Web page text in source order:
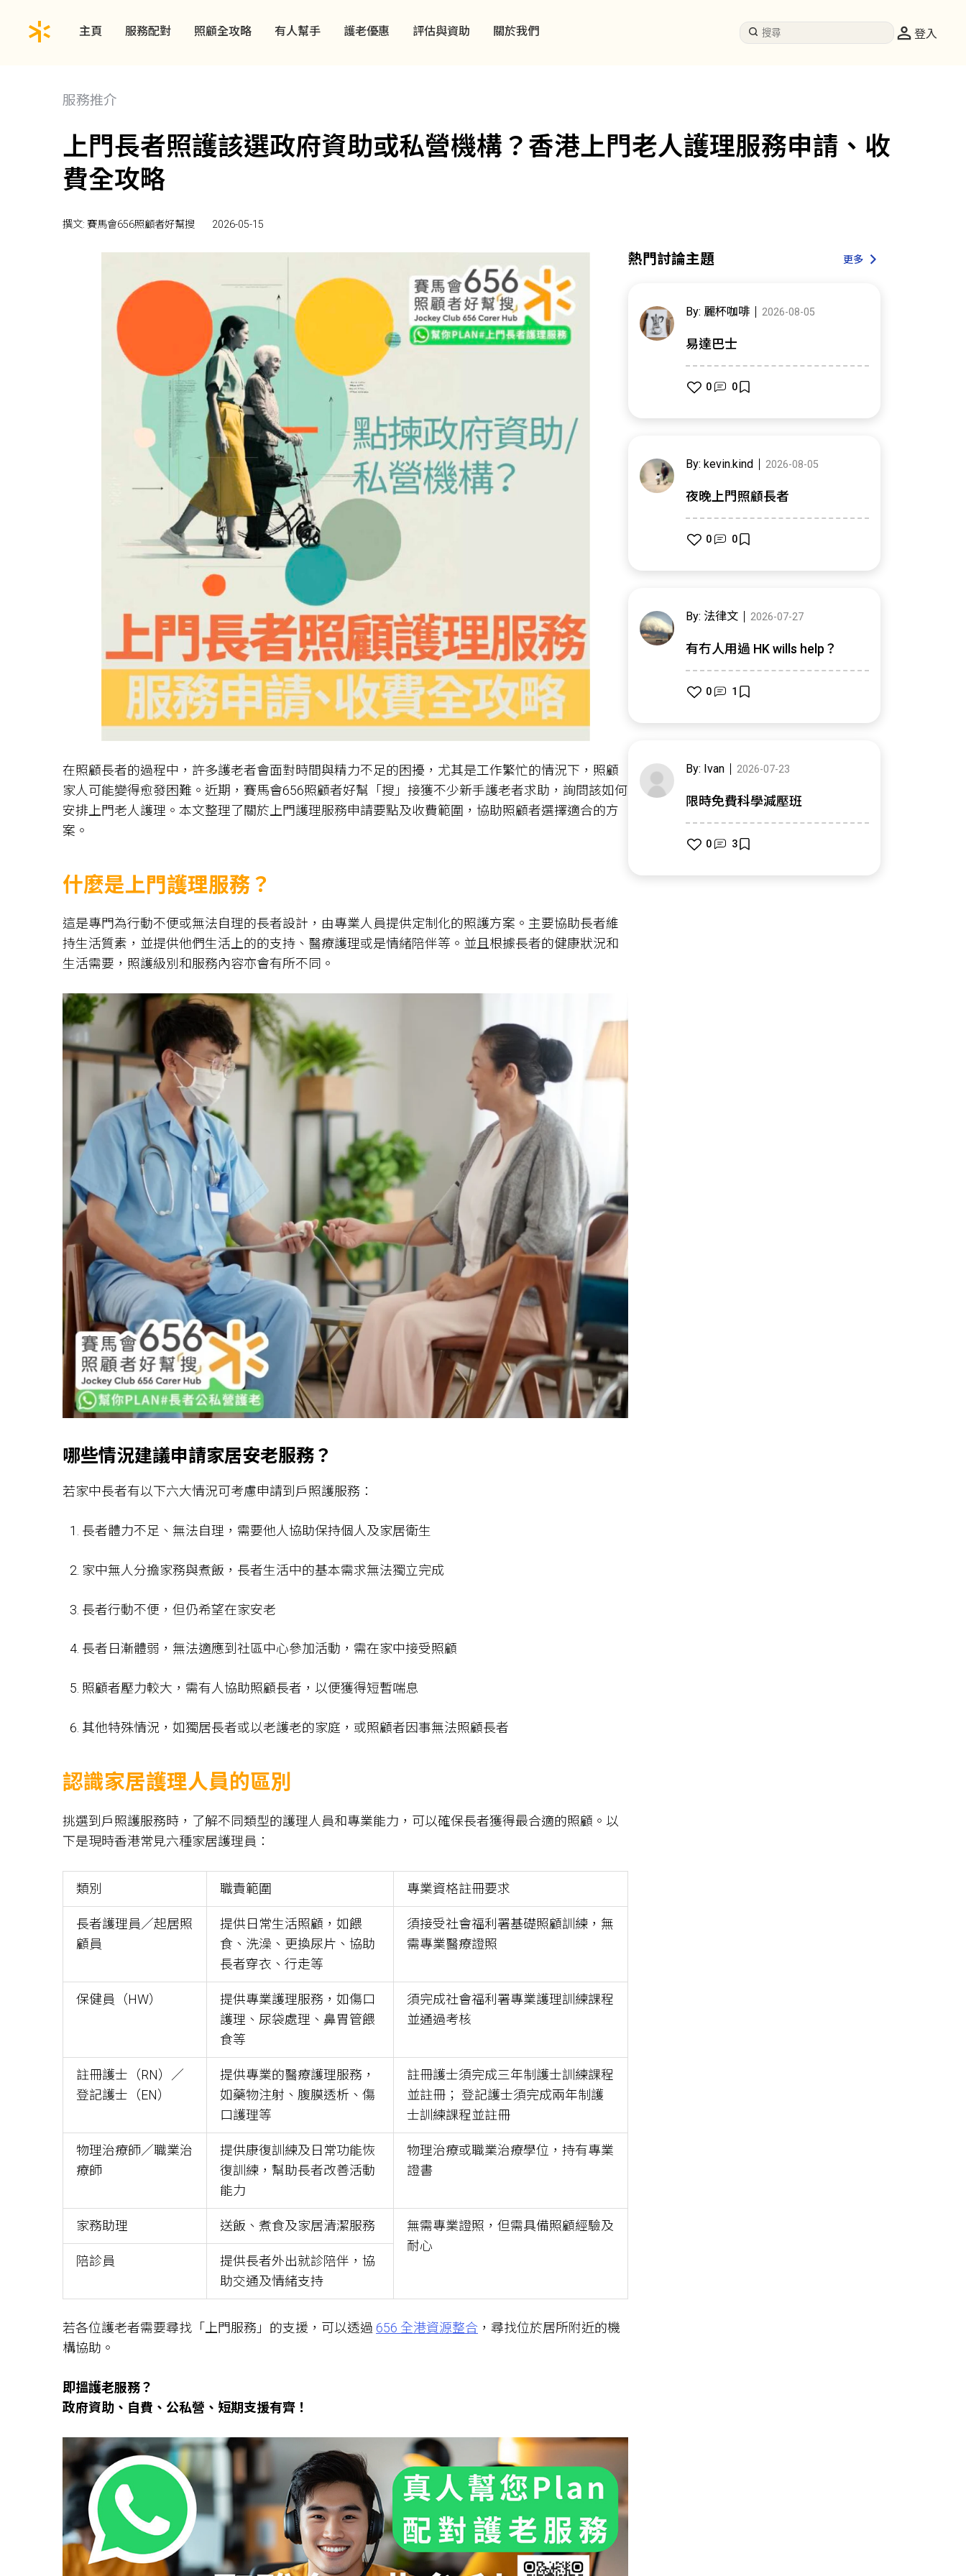
主頁 服務配對 照顧全攻略 有人幫手 護老優惠 評估與資助 關於我們 登入
服務推介
上門長者照護該選政府資助或私營機構？香港上門老人護理服務申請、收
費全攻略
撰文: 賽馬會656照顧者好幫搜 2026-05-15
在照顧長者的過程中，許多護老者會面對時間與精力不足的困擾，尤其是工作繁忙的情況下，照顧
家人可能變得愈發困難。近期，賽馬會656照顧者好幫「搜」接獲不少新手護老者求助，詢問該如何
安排上門老人護理。本文整理了關於上門護理服務申請要點及收費範圍，協助照顧者選擇適合的方
案。
什麼是上門護理服務？
這是專門為行動不便或無法自理的長者設計，由專業人員提供定制化的照護方案。主要協助長者維
持生活質素，並提供他們生活上的的支持、醫療護理或是情緒陪伴等。並且根據長者的健康狀況和
生活需要，照護級別和服務內容亦會有所不同。
哪些情況建議申請家居安老服務？
若家中長者有以下六大情況可考慮申請到戶照護服務：
長者體力不足、無法自理，需要他人協助保持個人及家居衛生
家中無人分擔家務與煮飯，長者生活中的基本需求無法獨立完成
長者行動不便，但仍希望在家安老
長者日漸體弱，無法適應到社區中心參加活動，需在家中接受照顧
照顧者壓力較大，需有人協助照顧長者，以便獲得短暫喘息
其他特殊情況，如獨居長者或以老護老的家庭，或照顧者因事無法照顧長者
認識家居護理人員的區別
挑選到戶照護服務時，了解不同類型的護理人員和專業能力，可以確保長者獲得最合適的照顧。以
下是現時香港常見六種家居護理員：
類別 職責範圍 專業資格註冊要求
長者護理員／起居照
顧員
提供日常生活照顧，如餵
食、洗澡、更換尿片、協助
長者穿衣、行走等
須接受社會福利署基礎照顧訓練，無
需專業醫療證照
保健員（HW）
提供專業護理服務，如傷口
護理、尿袋處理、鼻胃管餵
食等
須完成社會福利署專業護理訓練課程
並通過考核
註冊護士（RN）／
登記護士（EN）
提供專業的醫療護理服務，
如藥物注射、腹膜透析、傷
口護理等
註冊護士須完成三年制護士訓練課程
並註冊； 登記護士須完成兩年制護
士訓練課程並註冊
物理治療師／職業治
療師
提供康復訓練及日常功能恢
復訓練，幫助長者改善活動
能力
物理治療或職業治療學位，持有專業
證書
家務助理 送飯、煮食及家居清潔服務
無需專業證照，但需具備照顧經驗及
耐心
陪診員
提供長者外出就診陪伴，協
助交通及情緒支持
若各位護老者需要尋找「上門服務」的支援，可以透過 656 全港資源整合 ，尋找位於居所附近的機
構協助。
即搵護老服務？
政府資助、自費、公私營、短期支援有齊！
熱門討論主題 更多
By: 麗杯咖啡 2026-08-05
易達巴士
0 0
By: kevin.kind 2026-08-05
夜晚上門照顧長者
0 0
By: 法律文 2026-07-27
有冇人用過 HK wills help？
0 1
By: Ivan 2026-07-23
限時免費科學減壓班
0 3